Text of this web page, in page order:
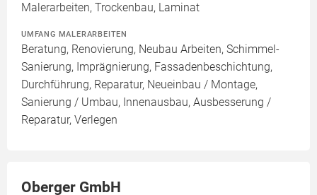
Malerarbeiten, Trockenbau, Laminat
UMFANG MALERARBEITEN
Beratung, Renovierung, Neubau Arbeiten, Schimmel-
Sanierung, Imprägnierung, Fassadenbeschichtung,
Durchführung, Reparatur, Neueinbau / Montage,
Sanierung / Umbau, Innenausbau, Ausbesserung /
Reparatur, Verlegen
Oberger GmbH